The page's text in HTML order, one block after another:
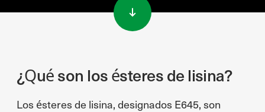
¿Qué son los ésteres de lisina?
Los ésteres de lisina, designados E645, son